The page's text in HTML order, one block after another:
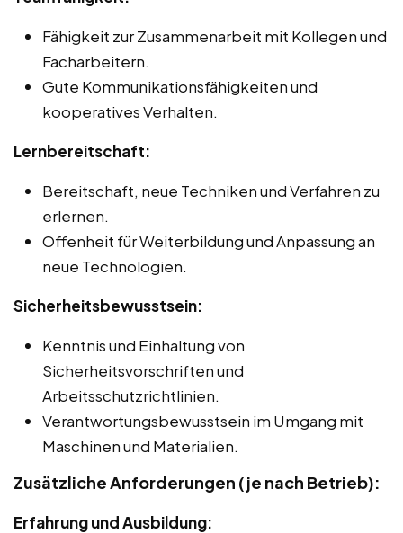
Fähigkeit zur Zusammenarbeit mit Kollegen und
Facharbeitern.
Gute Kommunikationsfähigkeiten und
kooperatives Verhalten.
Lernbereitschaft:
Bereitschaft, neue Techniken und Verfahren zu
erlernen.
Offenheit für Weiterbildung und Anpassung an
neue Technologien.
Sicherheitsbewusstsein:
Kenntnis und Einhaltung von
Sicherheitsvorschriften und
Arbeitsschutzrichtlinien.
Verantwortungsbewusstsein im Umgang mit
Maschinen und Materialien.
Zusätzliche Anforderungen (je nach Betrieb):
Erfahrung und Ausbildung: